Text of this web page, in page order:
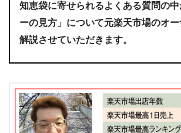
知恵袋に寄せられるよくある質問の
ーの見方」について元楽天市場のオー
解説させていただきます。